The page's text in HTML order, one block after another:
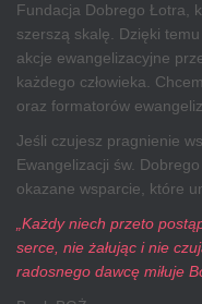
Fundacja Dobrego Łotra,
szerszą skalę. Dzięki
akcje ewangelizacyjne
każdego człowieka.
oraz formatorów
Jeśli czujesz pragnienie
Ewangelizacji św.
okazane wsparcie, które
„Każdy niech przeto
serce, nie żałując i nie
radosnego dawcę miłuje